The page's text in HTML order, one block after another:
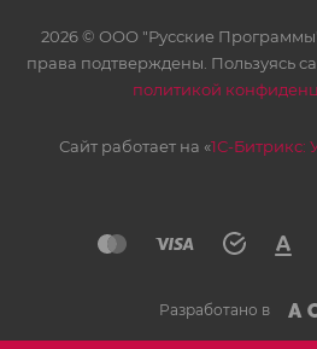
2026 © ООО "Русские
права подтверждены. Пользуясь
политикой
Сайт работает на «1С-Битрикс:
Разработано в